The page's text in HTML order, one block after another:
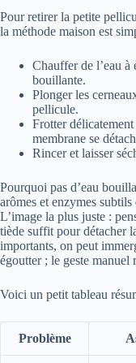
Pour retirer la petite
la méthode maison est
Chauffer de l’eau à
bouillante.
Plonger les
pellicule.
Frotter
membrane se
Rincer et laisser
Pourquoi pas d’eau
arômes et enzymes
L’image la plus juste :
tiède suffit pour détacher
importants, on peut
égoutter ; le geste manuel
Voici un petit tableau
Problème